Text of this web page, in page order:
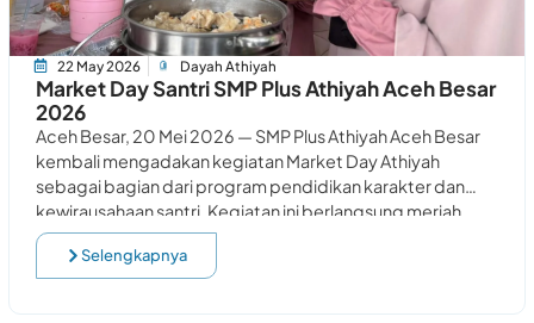
22 May 2026 Dayah Athiyah
Market Day Santri SMP Plus Athiyah Aceh Besar
2026
Aceh Besar, 20 Mei 2026 — SMP Plus Athiyah Aceh Besar
kembali mengadakan kegiatan Market Day Athiyah
sebagai bagian dari program pendidikan karakter dan
kewirausahaan santri. Kegiatan ini berlangsung meriah
Selengkapnya